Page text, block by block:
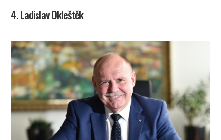
4. Ladislav Okleštěk